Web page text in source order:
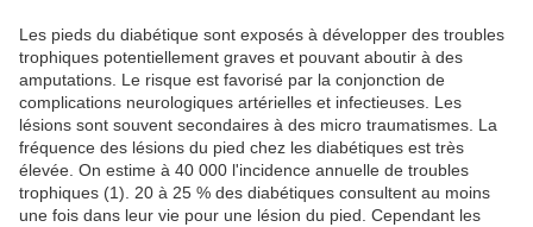
Les pieds du diabétique sont exposés à développer des troubles
trophiques potentiellement graves et pouvant aboutir à des
amputations. Le risque est favorisé par la conjonction de
complications neurologiques artérielles et infectieuses. Les
lésions sont souvent secondaires à des micro traumatismes. La
fréquence des lésions du pied chez les diabétiques est très
élevée. On estime à 40 000 l'incidence annuelle de troubles
trophiques (1). 20 à 25 % des diabétiques consultent au moins
une fois dans leur vie pour une lésion du pied. Cependant les